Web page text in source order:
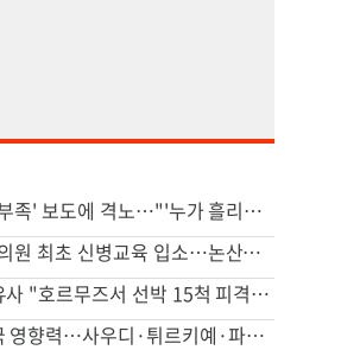
트럼프, '탄약부족' 보도에 격노…"'누가 흘리나' 색출 지시"
천하람, 현역 의원 최초 신병교육 입소…논산서 2박3일 생활
UAE 국영석유사 "호르무즈서 선박 15척 피격…이번주에도 3척"
흔들리는 미국 영향력…사우디·튀르키예·파키스탄 안보 손잡았다(종합)